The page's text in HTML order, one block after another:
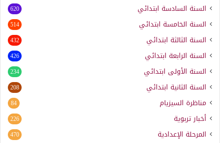
السنة السادسة ابتدائي 620
السنة الخامسة ابتدائي 514
السنة الثالثة ابتدائي 432
السنة الرابعة ابتدائي 426
السنة الأولى ابتدائي 234
السنة الثانية ابتدائي 208
مناظرة السيزيام 84
أخبار تربوية 226
المرحلة الإعدادية 470